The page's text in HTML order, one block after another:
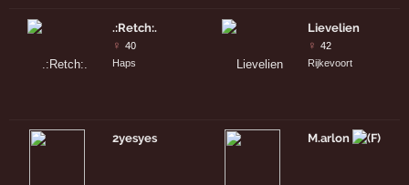
.:Retch:.
♀ 40
Haps
2yesyes
Lievelien
♀ 42
Rijkevoort
M.arlon